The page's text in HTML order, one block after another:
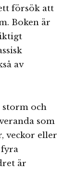
försök att
Boken är
av
storm och
som
veckor eller
är